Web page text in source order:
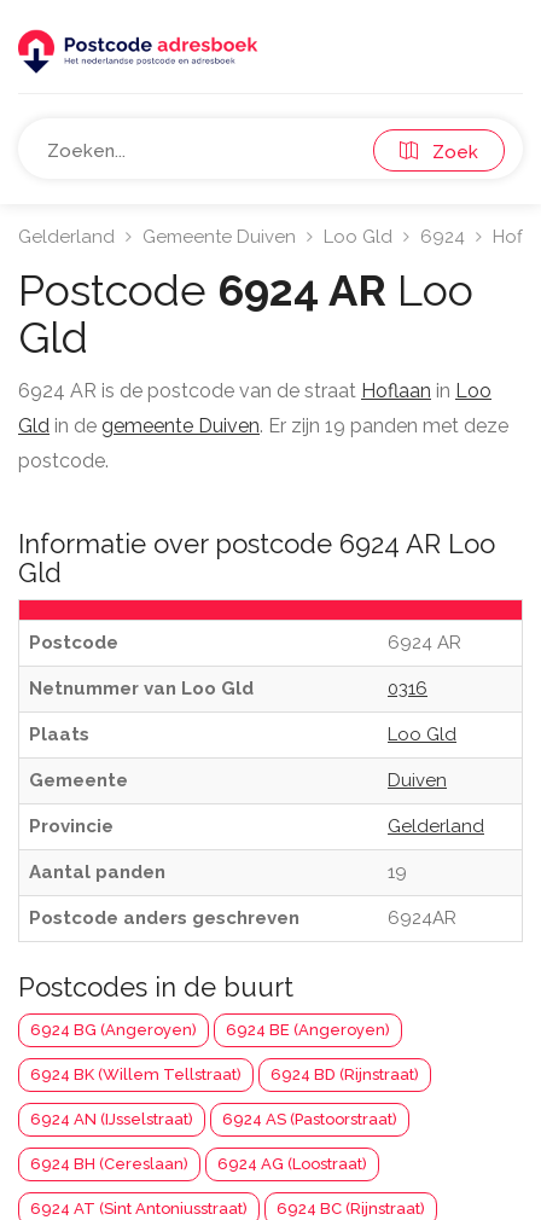
Zoek
Gelderland Gemeente Duiven Loo Gld 6924
Postcode 6924 AR Loo
Gld
6924 AR is de postcode van de straat Hoflaan in Loo
Gld in de gemeente Duiven. Er zijn 19 panden met deze
postcode.
Informatie over postcode 6924 AR Loo
Gld
Postcode 6924 AR
Netnummer van Loo Gld 0316
Plaats Loo Gld
Gemeente Duiven
Provincie Gelderland
Aantal panden 19
Postcode anders geschreven 6924AR
Postcodes in de buurt
6924 BG (Angeroyen) 6924 BE (Angeroyen)
6924 BK (Willem Tellstraat) 6924 BD (Rijnstraat)
6924 AN (IJsselstraat) 6924 AS (Pastoorstraat)
6924 BH (Cereslaan) 6924 AG (Loostraat)
6924 AT (Sint Antoniusstraat) 6924 BC (Rijnstraat)